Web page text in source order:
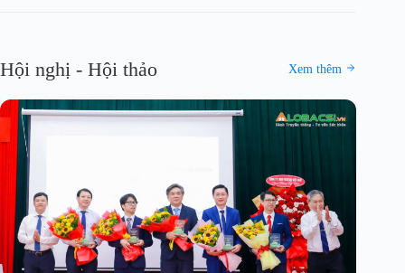
Hội nghị - Hội thảo Xem thêm